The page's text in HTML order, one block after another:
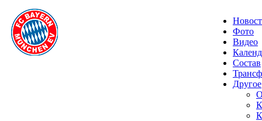
Фото
Видео
Состав
Другое